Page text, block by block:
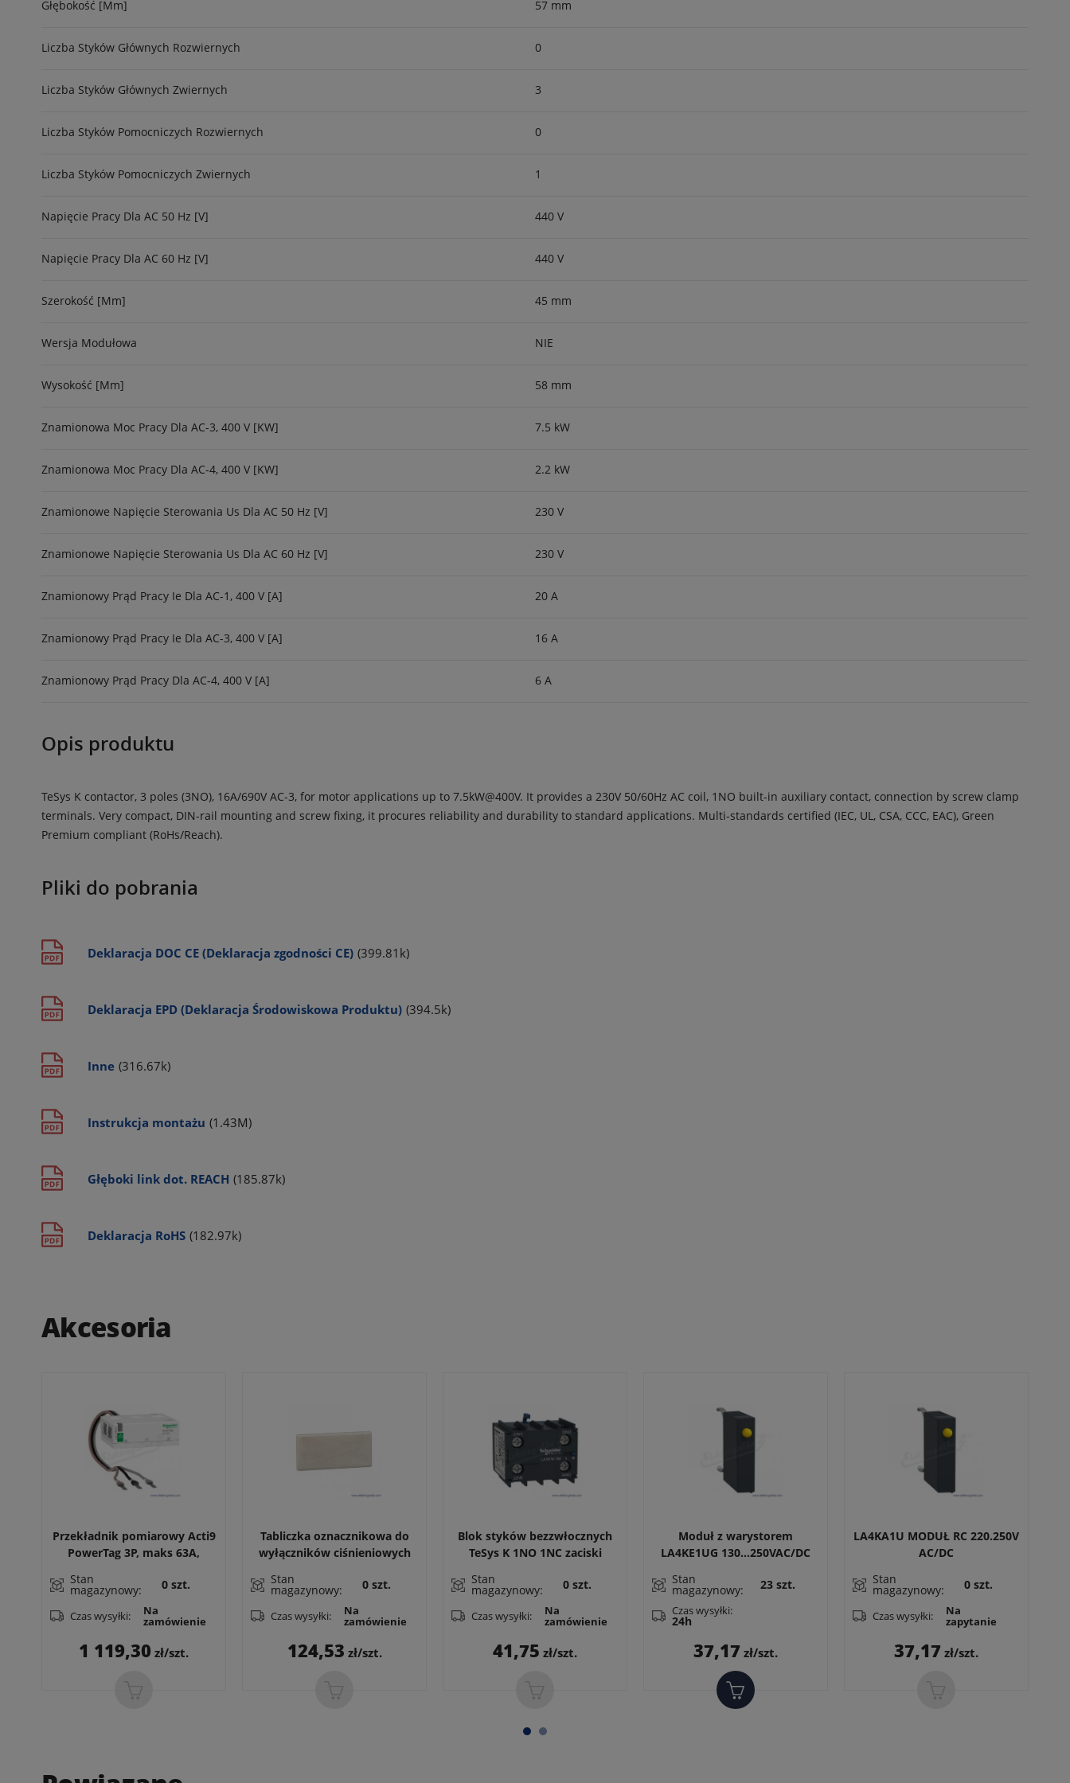
Głębokość [mm] 57 mm
Liczba Styków Głównych Rozwiernych 0
Liczba Styków Głównych Zwiernych 3
Liczba Styków Pomocniczych Rozwiernych 0
Liczba Styków Pomocniczych Zwiernych 1
Napięcie Pracy Dla AC 50 Hz [V] 440 V
Napięcie Pracy Dla AC 60 Hz [V] 440 V
Szerokość [mm] 45 mm
Wersja Modułowa NIE
Wysokość [mm] 58 mm
Znamionowa Moc Pracy Dla AC-3, 400 V [kW] 7.5 kW
Znamionowa Moc Pracy Dla AC-4, 400 V [kW] 2.2 kW
Znamionowe Napięcie Sterowania Us Dla AC 50 Hz [V] 230 V
Znamionowe Napięcie Sterowania Us Dla AC 60 Hz [V] 230 V
Znamionowy Prąd Pracy Ie Dla AC-1, 400 V [A] 20 A
Znamionowy Prąd Pracy Ie Dla AC-3, 400 V [A] 16 A
Znamionowy Prąd Pracy Dla AC-4, 400 V [A] 6 A
Opis produktu
TeSys K contactor, 3 poles (3NO), 16A/690V AC-3, for motor applications up to 7.5kW@400V. It provides a 230V 50/60Hz AC coil, 1NO built-in auxiliary contact, connection by screw clamp
terminals. Very compact, DIN-rail mounting and screw fixing, it procures reliability and durability to standard applications. Multi-standards certified (IEC, UL, CSA, CCC, EAC), Green
Premium compliant (RoHs/Reach).
Pliki do pobrania
Deklaracja DOC CE (Deklaracja zgodności CE) (399.81k)
Deklaracja EPD (Deklaracja Środowiskowa Produktu) (394.5k)
Inne (316.67k)
Instrukcja montażu (1.43M)
Głęboki link dot. REACH (185.87k)
Deklaracja RoHS (182.97k)
Akcesoria
Przekładnik pomiarowy Acti9
PowerTag 3P, maks 63A,
Stan
magazynowy: 0 szt.
Czas wysyłki: Na
zamówienie
Cena
1 119,30 zł/szt.
Tabliczka oznacznikowa do
wyłączników ciśnieniowych
Stan
magazynowy: 0 szt.
Czas wysyłki: Na
zamówienie
Cena
124,53 zł/szt.
Blok styków bezzwłocznych
TeSys K 1NO 1NC zaciski
Stan
magazynowy: 0 szt.
Czas wysyłki: Na
zamówienie
Cena
41,75 zł/szt.
Moduł z warystorem
LA4KE1UG 130...250VAC/DC
Stan
magazynowy: 23 szt.
Czas wysyłki:
24h
Cena
37,17 zł/szt.
LA4KA1U MODUŁ RC 220.250V
AC/DC
Stan
magazynowy: 0 szt.
Czas wysyłki: Na
zapytanie
Cena
37,17 zł/szt.